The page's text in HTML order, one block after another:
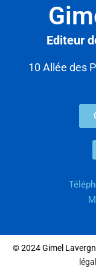
Editeur
10 Allée des
© 2024 Gimel